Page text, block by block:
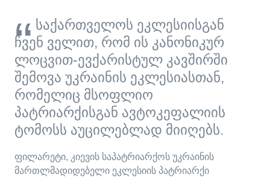
საქართველოს ეკლესიისგან
ჩვენ ველით, რომ ის კანონიკურ
ლოცვით-ევქარისტულ კავშირში
შემოვა უკრაინის ეკლესიასთან,
რომელიც მსოფლიო
პატრიარქისგან ავტოკეფალიის
ტომოსს აუცილებლად მიიღებს.
ფილარეტი, კიევის საპატრიარქოს უკრაინის
მართლმადიდებელი ეკლესიის პატრიარქი